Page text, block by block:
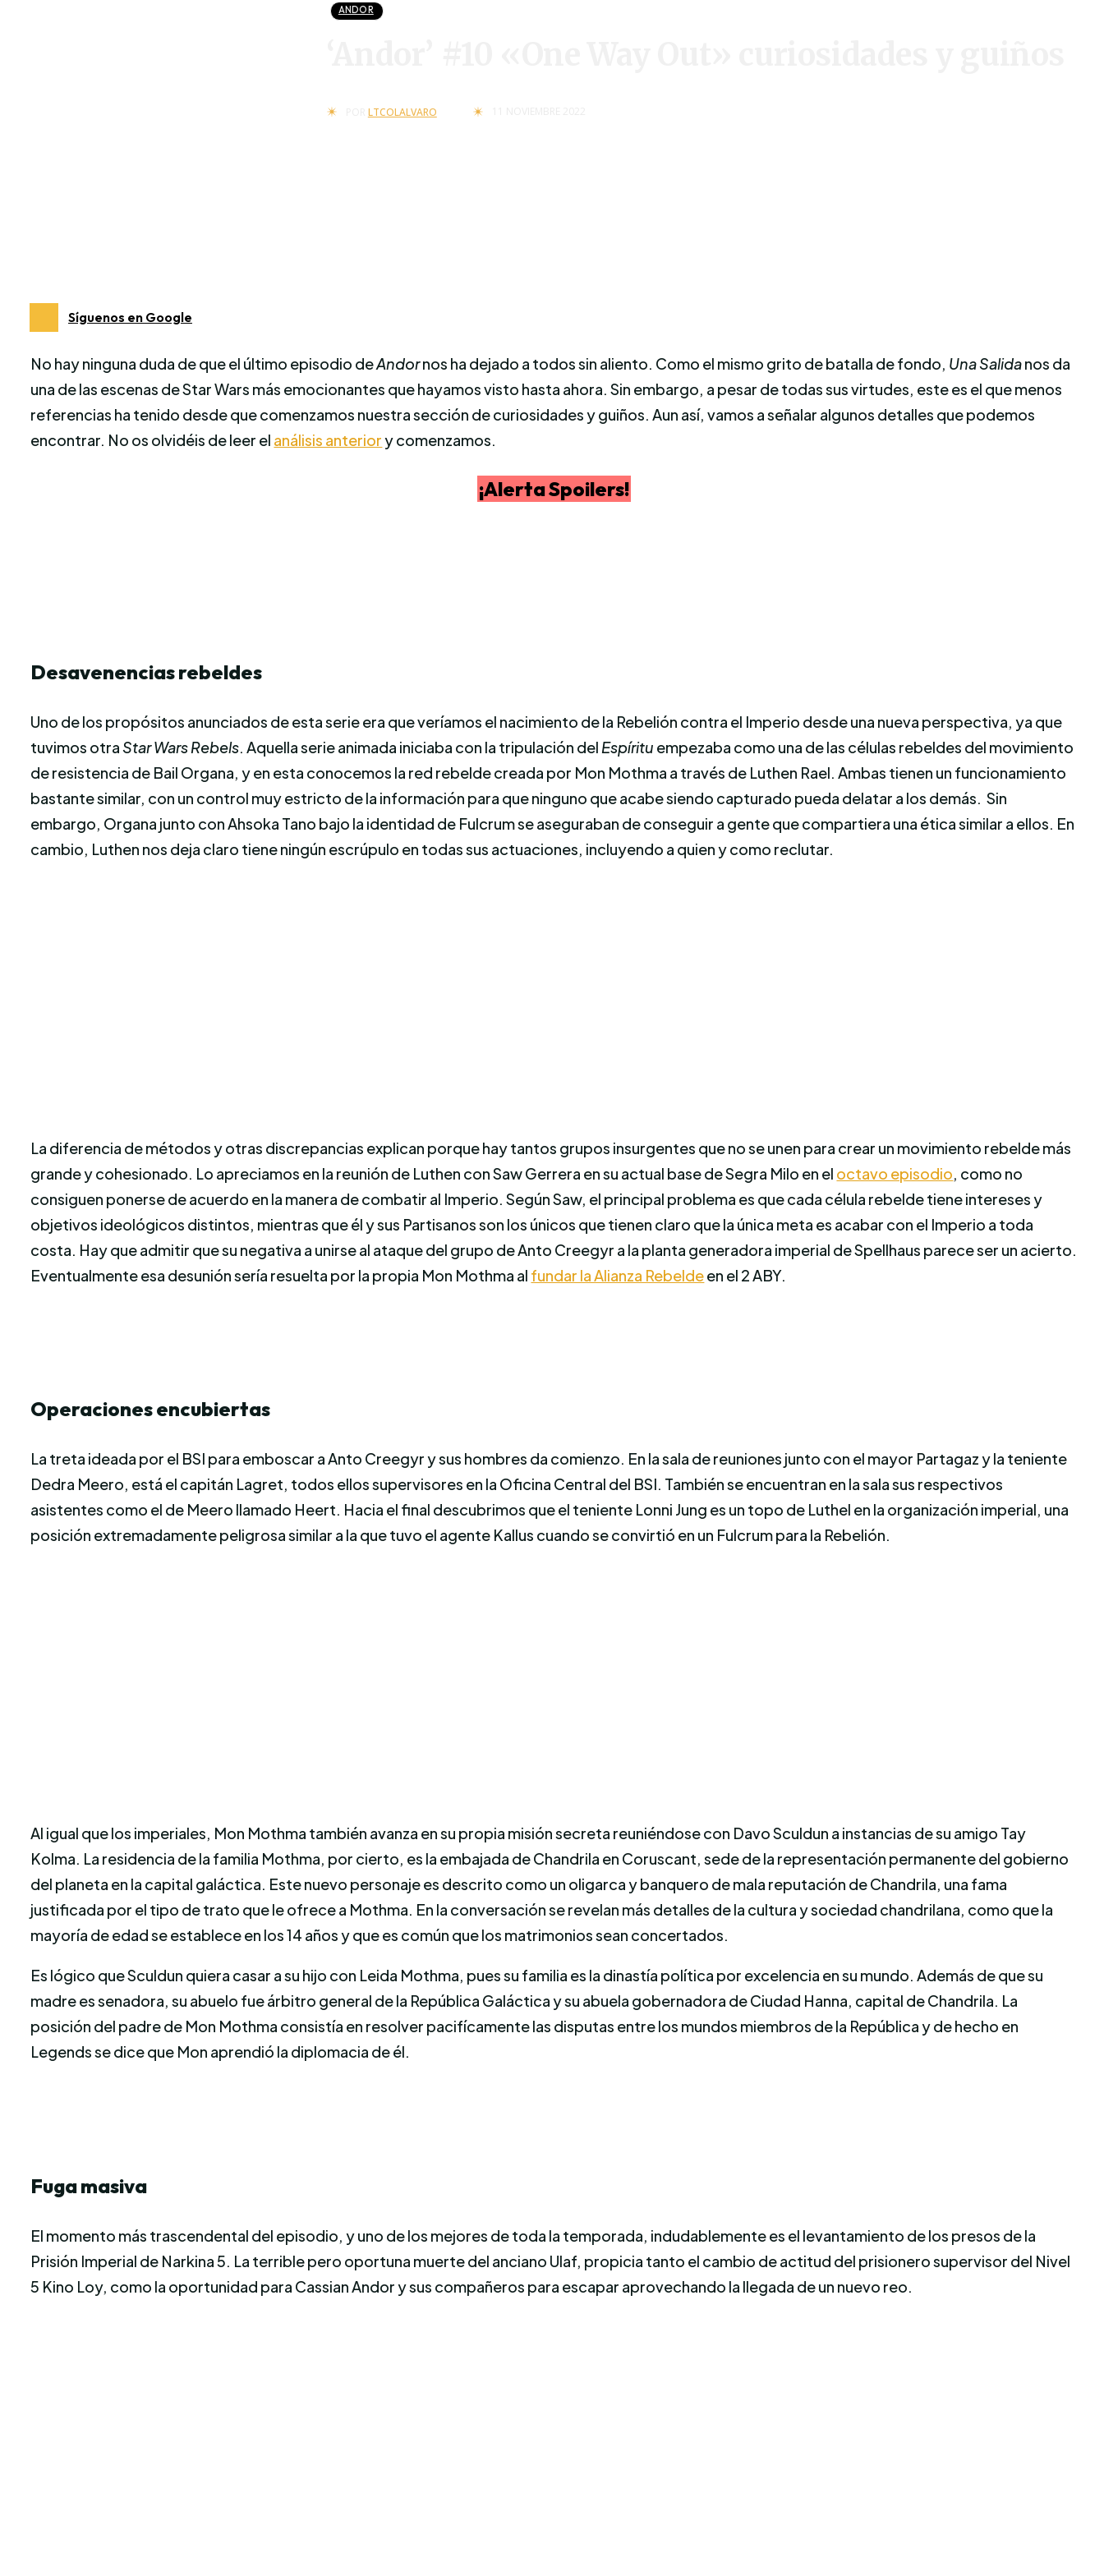
ANDOR
LTCOLALVARO
Síguenos en Google
No hay ninguna duda de que el último episodio deAndornos ha dejado a todos sin aliento. Como el mismo grito de batalla de fondo, Una Salidanos da
una de las escenas de Star Wars más emocionantes que hayamos visto hasta ahora. Sin embargo, a pesar de todas sus virtudes, este es el que menos
referencias ha tenido desde que comenzamos nuestra sección de curiosidades y guiños. Aun así, vamos a señalar algunos detalles que podemos
encontrar. No os olvidéis de leer el análisis anteriory comenzamos.
¡Alerta Spoilers!
Desavenencias rebeldes
Uno de los propósitos anunciados de esta serie era que veríamos el nacimiento de la Rebelión contra el Imperio desde una nueva perspectiva, ya que
tuvimos otraStar Wars Rebels. Aquella serie animada iniciaba con la tripulación del Espíritu empezaba como una de las células rebeldes del movimiento
de resistencia de Bail Organa, y en esta conocemos la red rebelde creada por Mon Mothma a través de Luthen Rael. Ambas tienen un funcionamiento
bastante similar, con un control muy estricto de la información para que ninguno que acabe siendo capturado pueda delatar a los demás. Sin
embargo, Organa junto con Ahsoka Tano bajo la identidad de Fulcrum se aseguraban de conseguir a gente que compartiera una ética similar a ellos. En
cambio, Luthen nos deja claro tiene ningún escrúpulo en todas sus actuaciones, incluyendo a quien y como reclutar.
La diferencia de métodos y otras discrepancias explican porque hay tantos grupos insurgentes que no se unen para crear un movimiento rebelde más
grande y cohesionado. Lo apreciamos en la reunión de Luthen con Saw Gerrera en su actual base de Segra Milo en el octavo episodio, como no
consiguen ponerse de acuerdo en la manera de combatir al Imperio. Según Saw, el principal problema es que cada célula rebelde tiene intereses y
objetivos ideológicos distintos, mientras que él y sus Partisanos son los únicos que tienen claro que la única meta es acabar con el Imperio a toda
costa. Hay que admitir que su negativa a unirse al ataque del grupo de Anto Creegyr a la planta generadora imperial de Spellhaus parece ser un acierto.
Eventualmente esa desunión sería resuelta por la propia Mon Mothma al fundar la Alianza Rebeldeen el 2 ABY.
Operaciones encubiertas
La treta ideada por el BSI para emboscar a Anto Creegyr y sus hombres da comienzo. En la sala de reuniones junto con el mayor Partagaz y la teniente
Dedra Meero, está el capitán Lagret, todos ellos supervisores en la Oficina Central del BSI. También se encuentran en la sala sus respectivos
asistentes como el de Meero llamado Heert. Hacia el final descubrimos que el teniente Lonni Jung es un topo de Luthel en la organización imperial, una
posición extremadamente peligrosa similar a la que tuvo el agente Kallus cuando se convirtió en un Fulcrum para la Rebelión.
Al igual que los imperiales, Mon Mothma también avanza en su propia misión secreta reuniéndose con Davo Sculdun a instancias de su amigo Tay
Kolma. La residencia de la familia Mothma, por cierto, es la embajada de Chandrila en Coruscant, sede de la representación permanente del gobierno
del planeta en la capital galáctica. Este nuevo personaje es descrito como un oligarca y banquero de mala reputación de Chandrila, una fama
justificada por el tipo de trato que le ofrece a Mothma. En la conversación se revelan más detalles de la cultura y sociedad chandrilana, como que la
mayoría de edad se establece en los 14 años y que es común que los matrimonios sean concertados.
Es lógico que Sculdun quiera casar a su hijo con Leida Mothma, pues su familia es la dinastía política por excelencia en su mundo. Además de que su
madre es senadora, su abuelo fue árbitro general de la República Galáctica y su abuela gobernadora de Ciudad Hanna, capital de Chandrila. La
posición del padre de Mon Mothma consistía en resolver pacifícamente las disputas entre los mundos miembros de la República y de hecho en
Legends se dice que Mon aprendió la diplomacia de él.
Fuga masiva
El momento más trascendental del episodio, y uno de los mejores de toda la temporada, indudablemente es el levantamiento de los presos de la
Prisión Imperial de Narkina 5. La terrible pero oportuna muerte del anciano Ulaf, propicia tanto el cambio de actitud del prisionero supervisor del Nivel
5 Kino Loy, como la oportunidad para Cassian Andor y sus compañeros para escapar aprovechando la llegada de un nuevo reo.